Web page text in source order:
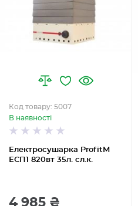
Електросушарка ProfitM
ЕСП1 820вт 35л. сл.к.
Код товару: 5007
В наявності
4 985 ₴